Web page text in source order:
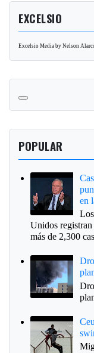
EXCELSIO
Excelsio Media by Nelson
POPULAR
en
Unidos
más de 2,300